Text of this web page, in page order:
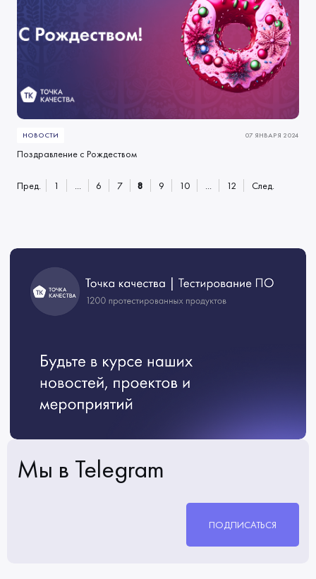
НОВОСТИ 07 ЯНВАРЯ 2024
Поздравление с Рождеством
Пред. 1 ... 6 7 8 9 10 ... 12 След.
Мы в Telegram
ПОДПИСАТЬСЯ